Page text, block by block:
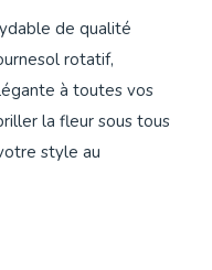
de qualité
rotatif,
à toutes vos
la fleur sous tous
style au